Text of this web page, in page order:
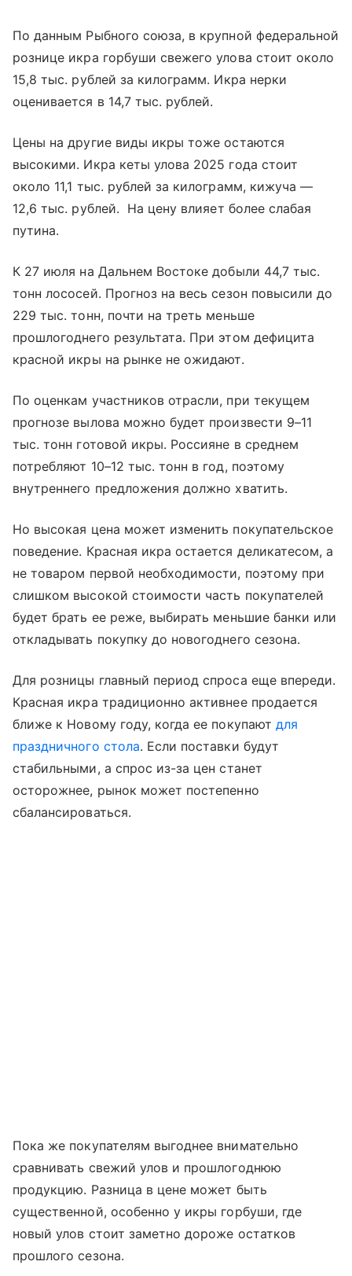
По данным Рыбного союза, в крупной федеральной
рознице икра горбуши свежего улова стоит около
15,8 тыс. рублей за килограмм. Икра нерки
оценивается в 14,7 тыс. рублей.
Цены на другие виды икры тоже остаются
высокими. Икра кеты улова 2025 года стоит
около 11,1 тыс. рублей за килограмм, кижуча —
12,6 тыс. рублей. На цену влияет более слабая
путина.
К 27 июля на Дальнем Востоке добыли 44,7 тыс.
тонн лососей. Прогноз на весь сезон повысили до
229 тыс. тонн, почти на треть меньше
прошлогоднего результата. При этом дефицита
красной икры на рынке не ожидают.
По оценкам участников отрасли, при текущем
прогнозе вылова можно будет произвести 9–11
тыс. тонн готовой икры. Россияне в среднем
потребляют 10–12 тыс. тонн в год, поэтому
внутреннего предложения должно хватить.
Но высокая цена может изменить покупательское
поведение. Красная икра остается деликатесом, а
не товаром первой необходимости, поэтому при
слишком высокой стоимости часть покупателей
будет брать ее реже, выбирать меньшие банки или
откладывать покупку до новогоднего сезона.
Для розницы главный период спроса еще впереди.
Красная икра традиционно активнее продается
ближе к Новому году, когда ее покупают для
праздничного стола. Если поставки будут
стабильными, а спрос из-за цен станет
осторожнее, рынок может постепенно
сбалансироваться.
Пока же покупателям выгоднее внимательно
сравнивать свежий улов и прошлогоднюю
продукцию. Разница в цене может быть
существенной, особенно у икры горбуши, где
новый улов стоит заметно дороже остатков
прошлого сезона.